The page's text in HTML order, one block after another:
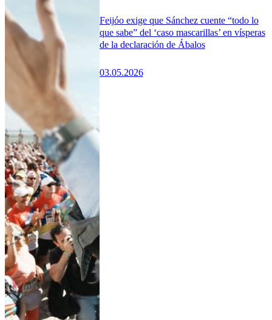
Feijóo exige que Sánchez cuente “todo lo
que sabe” del ‘caso mascarillas’ en vísperas
de la declaración de Ábalos
03.05.2026